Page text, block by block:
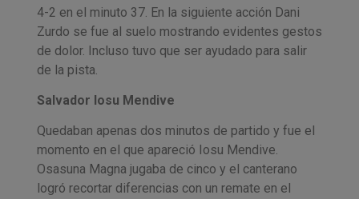
4-2 en el minuto 37. En la siguiente acción Dani
Zurdo se fue al suelo mostrando evidentes gestos
de dolor. Incluso tuvo que ser ayudado para salir
de la pista.
Salvador Iosu Mendive
Quedaban apenas dos minutos de partido y fue el
momento en el que apareció Iosu Mendive.
Osasuna Magna jugaba de cinco y el canterano
logró recortar diferencias con un remate en el